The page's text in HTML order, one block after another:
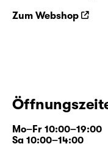
Zum Webshop
Mo–Fr 10:00–19:00
Sa 10:00–14:00